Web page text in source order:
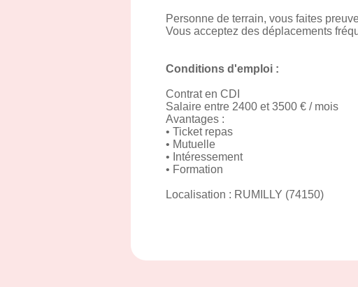
Personne de terrain, vous faites
Vous acceptez des déplacements
Conditions d'emploi :
Contrat en CDI
Salaire entre 2400 et 3500 € / mois
Avantages :
• Ticket repas
• Mutuelle
• Intéressement
• Formation
Localisation : RUMILLY (74150)